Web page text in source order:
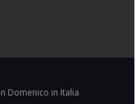
Domenico in Italia